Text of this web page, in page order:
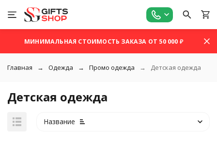
МИНИМАЛЬНАЯ СТОИМОСТЬ ЗАКАЗА ОТ 50 000 ₽
Главная Одежда Промо одежда Детская одежда
Детская одежда
Название